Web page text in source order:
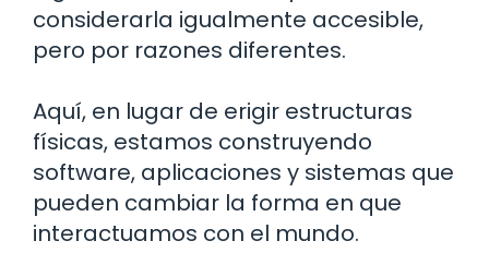
considerarla igualmente accesible,
pero por razones diferentes.
Aquí, en lugar de erigir estructuras
físicas, estamos construyendo
software, aplicaciones y sistemas que
pueden cambiar la forma en que
interactuamos con el mundo.